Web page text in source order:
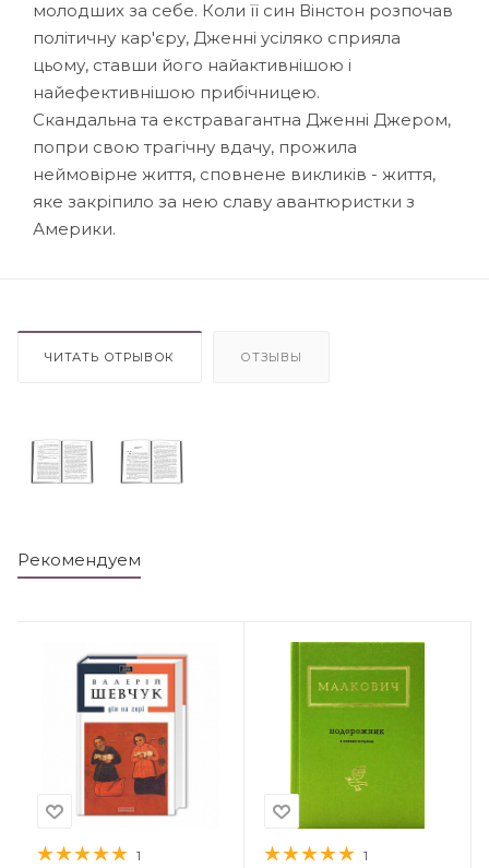
молодших за себе. Коли її син Вінстон розпочав
політичну кар'єру, Дженні усіляко сприяла
цьому, ставши його найактивнішою і
найефективнішою прибічницею.
Скандальна та екстравагантна Дженні Джером,
попри свою трагічну вдачу, прожила
неймовірне життя, сповнене викликів - життя,
яке закріпило за нею славу авантюристки з
Америки.
ЧИТАТЬ ОТРЫВОК ОТЗЫВЫ
Рекомендуем
1 1